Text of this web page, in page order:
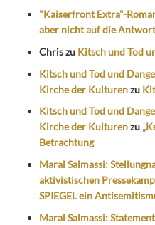
"Kaiserfront Extra"-
aber nicht auf die
Chriszu Kitsch und Tod
Kitsch und Tod und
Kirche der Kulturenzu
Kitsch und Tod und
Kirche der Kulturenzu
Betrachtung
Maral Salmassi:
aktivistischen
SPIEGEL ein
Maral Salmassi: